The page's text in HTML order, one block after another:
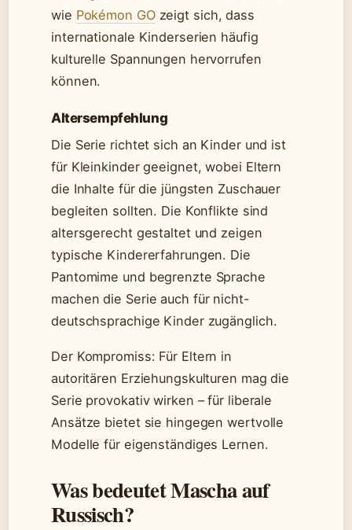
wie Pokémon GOzeigt sich, dass
internationale Kinderserien häufig
kulturelle Spannungen hervorrufen
können.
Altersempfehlung
Die Serie richtet sich an Kinder und ist
für Kleinkinder geeignet, wobei Eltern
die Inhalte für die jüngsten Zuschauer
begleiten sollten. Die Konflikte sind
altersgerecht gestaltet und zeigen
typische Kindererfahrungen. Die
Pantomime und begrenzte Sprache
machen die Serie auch für nicht-
deutschsprachige Kinder zugänglich.
Der Kompromiss: Für Eltern in
autoritären Erziehungskulturen mag die
Serie provokativ wirken – für liberale
Ansätze bietet sie hingegen wertvolle
Modelle für eigenständiges Lernen.
Was bedeutet Mascha auf
Russisch?